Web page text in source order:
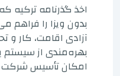
اخذ گذرنامه ترکیه
بدون ویزا را فراهم
آزادی اقامت، کار و
بهره‌مندی از سیستم
امکان تأسیس شرکت